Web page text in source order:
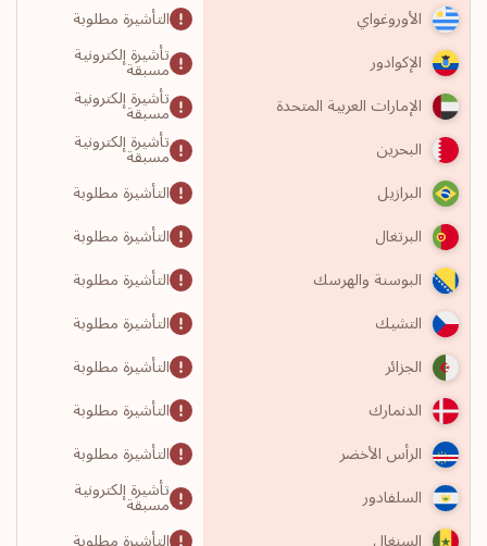
الأوروغواي
التأشيرة مطلوبة
الإكوادور
تأشيرة إلكترونية
مسبقة
الإمارات العربية المتحدة
تأشيرة إلكترونية
مسبقة
البحرين
تأشيرة إلكترونية
مسبقة
البرازيل
التأشيرة مطلوبة
البرتغال
التأشيرة مطلوبة
البوسنة والهرسك
التأشيرة مطلوبة
التشيك
التأشيرة مطلوبة
الجزائر
التأشيرة مطلوبة
الدنمارك
التأشيرة مطلوبة
الرأس الأخضر
التأشيرة مطلوبة
السلفادور
تأشيرة إلكترونية
مسبقة